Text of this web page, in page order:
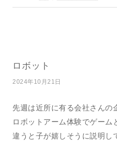
ロボット
2024年10月21日
先週は近所に有る会社さんの
ロボットアーム体験でゲーム
違うと子が嬉しそうに説明し